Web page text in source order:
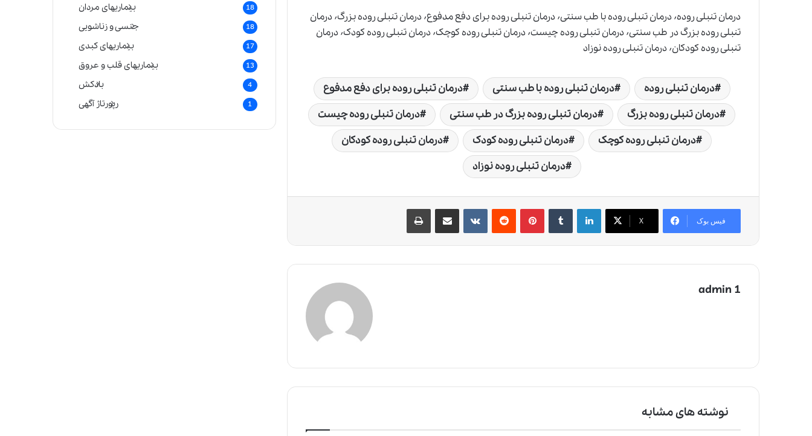
درمان تنبلی روده٬ درمان تنبلی روده با طب سنتی٬ درمان تنبلی روده برای دفع مدفوع٬ درمان تنبلی روده بزرگ٬ درمان
تنبلی روده بزرگ در طب سنتی٬ درمان تنبلی روده چیست٬ درمان تنبلی روده کوچک٬ درمان تنبلی روده کودک٬ درمان
تنبلی روده کودکان٬ درمان تنبلی روده نوزاد
درمان تنبلی روده درمان تنبلی روده با طب سنتی
درمان تنبلی روده برای دفع مدفوع
درمان تنبلی روده بزرگ
درمان تنبلی روده بزرگ در طب سنتی
درمان تنبلی روده چیست
درمان تنبلی روده کوچک
درمان تنبلی روده کودک
درمان تنبلی روده کودکان
درمان تنبلی روده نوزاد
فیس بوک X
لینکدین ‫تامبلر ‫پین‌ترست‫رددیت ‫VKontakteاشتراک گذاری از طریق ایمیل چاپ
admin 1
نوشته های مشابه
بیماریهای مردان 18
جنسی و زناشویی 18
بیماریهای کبدی 17
بیماریهای قلب و عروق 13
بادکش 4
رپورتاژ آگهی 1